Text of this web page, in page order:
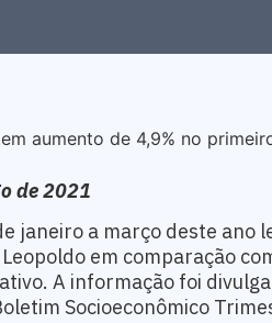
aumento de 4,9% no
de 2021
janeiro a março deste ano
em comparação
A informação foi
Socioeconômico